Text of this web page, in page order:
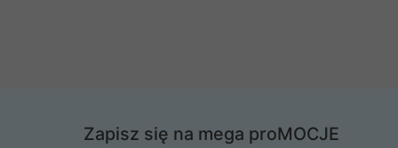
Zapisz się na mega proMOCJE